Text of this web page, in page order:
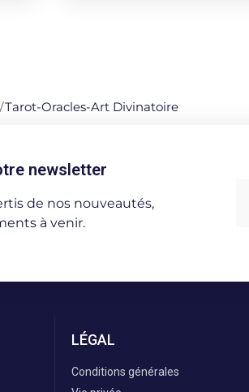
/Tarot-Oracles-Art Divinatoire
newsletter
de nos nouveautés,
à venir.
LÉGAL
Conditions générales